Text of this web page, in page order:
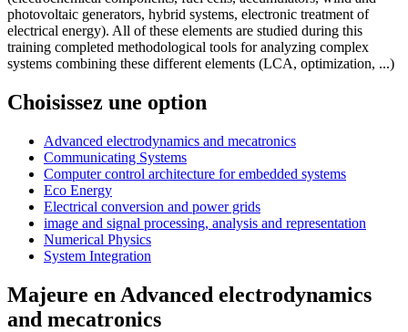
photovoltaic generators, hybrid systems, electronic treatment of
electrical energy). All of these elements are studied during this
training completed methodological tools for analyzing complex
systems combining these different elements (LCA, optimization, ...)
Choisissez une option
Advanced electrodynamics and mecatronics
Communicating Systems
Computer control architecture for embedded systems
Eco Energy
Electrical conversion and power grids
image and signal processing, analysis and representation
Numerical Physics
System Integration
Majeure en Advanced electrodynamics
and mecatronics